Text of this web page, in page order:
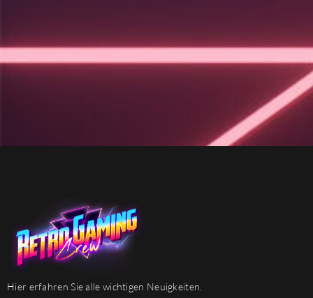
Hier erfahren Sie alle wichtigen Neuigkeiten.